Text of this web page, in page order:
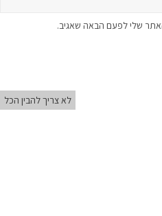
שלי לפעם הבאה שאגיב.
לא צריך להבין הכל